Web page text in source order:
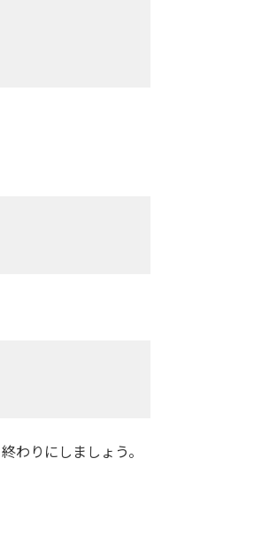
わりにしましょう。